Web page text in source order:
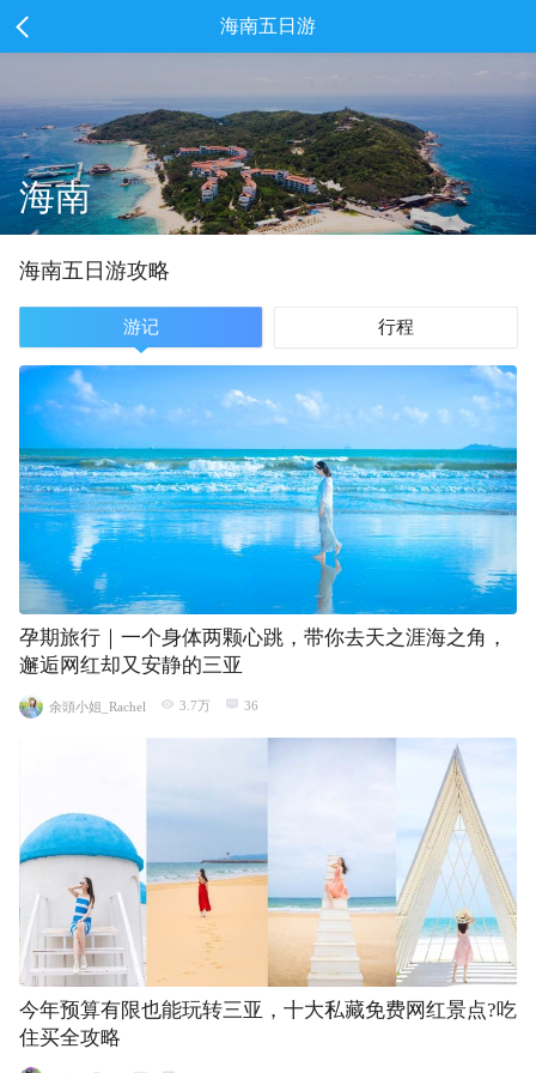
海南五日游
海南
海南五 日游攻略
游记 行程
孕期旅行｜一个身体两颗心跳，带你去天之涯海之角，
邂逅网红却又安静的三亚
余頭小姐_Rachel 3.7万 36
今年预算有限也能玩转三亚，十大私藏免费网红景点?吃
住买全攻略